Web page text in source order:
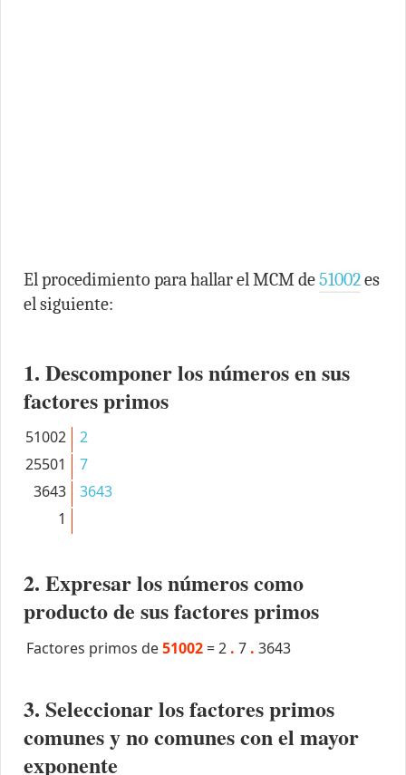
El procedimiento para hallar el MCM de51002es
el siguiente:
1. Descomponer los números en sus
factores primos
51002
2
25501
7
3643
3643
1
2. Expresar los números como
producto de sus factores primos
Factores primos de51002 =2 . 7 . 3643
3. Seleccionar los factores primos
comunes y no comunes con el mayor
exponente